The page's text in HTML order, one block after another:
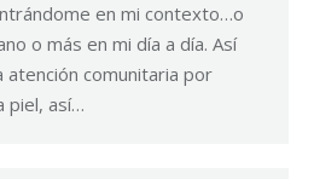
en mi contexto…o
o más en mi día a día. Así
comunitaria por
piel, así…